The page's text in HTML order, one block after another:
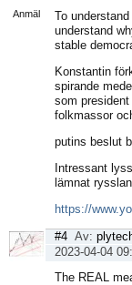
Anmäl
To
understand
stable
Konstantin
spirande
som
folkmassor
putins beslut
Intressant
lämnat
https://
#4 Av:
2023-04-04
The REAL